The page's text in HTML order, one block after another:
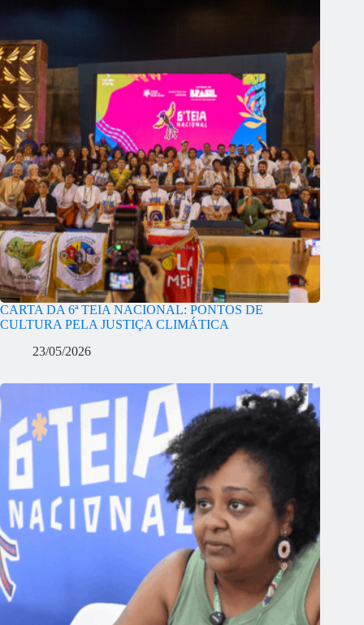
CARTA DA 6ª TEIA NACIONAL: PONTOS DE
CULTURA PELA JUSTIÇA CLIMÁTICA
23/05/2026